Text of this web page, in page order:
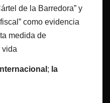
de la Barredora” y
como evidencia
medida de
vida
; la